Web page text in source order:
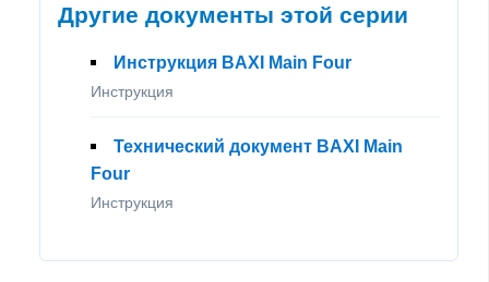
Другие документы этой серии
Инструкция BAXI Main Four
Инструкция
Технический документ BAXI Main
Four
Инструкция